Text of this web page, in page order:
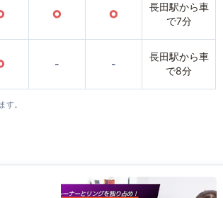
○ ○
長田駅から車
で7分
- -
長田駅から車
で8分
。